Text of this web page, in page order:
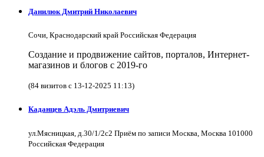
Данилюк Дмитрий Николаевич
Сочи, Краснодарский край Российская Федерация
Создание и продвижение сайтов, порталов, Интернет-
магазинов и блогов с 2019-го
(84 визитов с 13-12-2025 11:13)
Каданцев Адэль Дмитриевич
ул.Мясницкая, д.30/1/2с2 Приём по записи Москва, Москва 101000
Российская Федерация